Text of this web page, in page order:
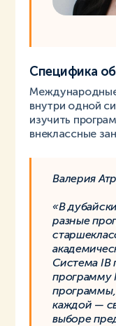
Специфика
внутри одной
изучить
внеклассные
Валерия
«В
разные
Система IB
программу
программы,
каждой —
выборе